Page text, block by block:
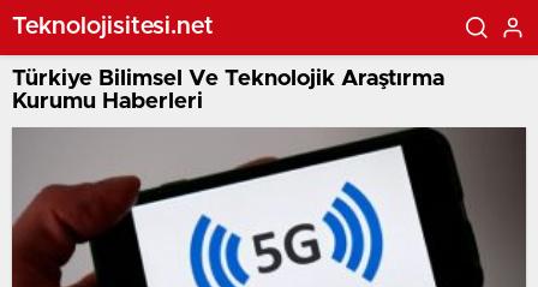
Teknolojisitesi.net
Türkiye Bilimsel Ve Teknolojik Araştırma
Kurumu Haberleri